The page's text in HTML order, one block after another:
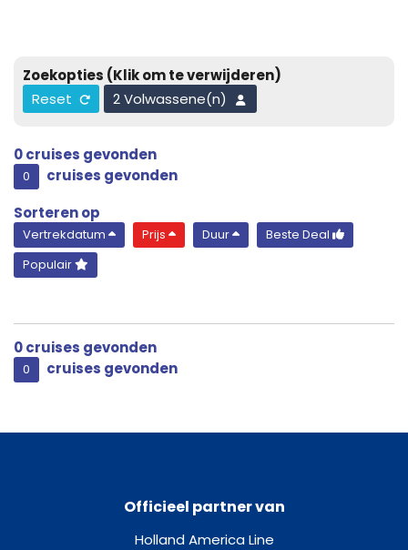
Zoekopties (Klik om te verwijderen)
Reset
2 Volwassene(n)
0cruises gevonden
0
cruises gevonden
Sorteren op
Vertrekdatum Prijs Duur
Beste Deal
Populair
0cruises gevonden
0 cruises gevonden
Officieel partner van
Holland America Line